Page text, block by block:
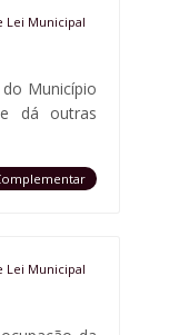
Lei Municipal
Município
dá outras
Lei Municipal